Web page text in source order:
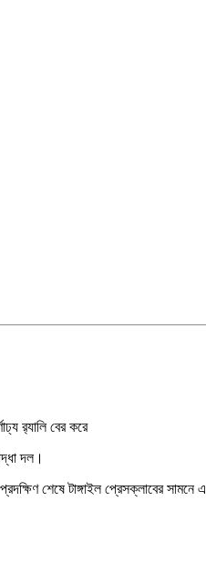
র‍্যালি বের করে
দল।
শেষে টাঙ্গাইল প্রেসক্লাবের